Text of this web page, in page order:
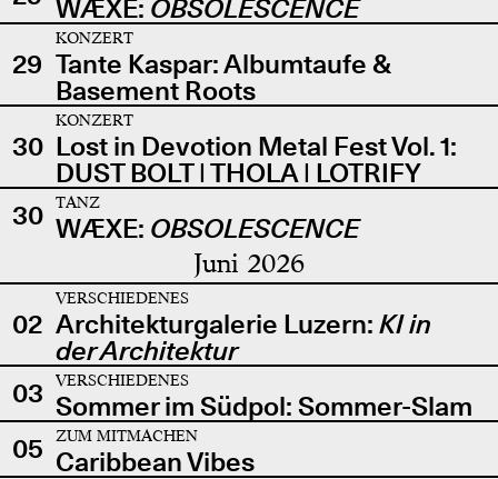
WÆXE: OBSOLESCENCE
29
KONZERT
Tante Kaspar: Albumtaufe &
Basement Roots
30
KONZERT
Lost in Devotion Metal Fest Vol. 1:
DUST BOLT | THOLA | LOTRIFY
30
TANZ
WÆXE: OBSOLESCENCE
Juni 2026
02
VERSCHIEDENES
Architekturgalerie Luzern: KI in
der Architektur
03
VERSCHIEDENES
Sommer im Südpol: Sommer-Slam
05
ZUM MITMACHEN
Caribbean Vibes